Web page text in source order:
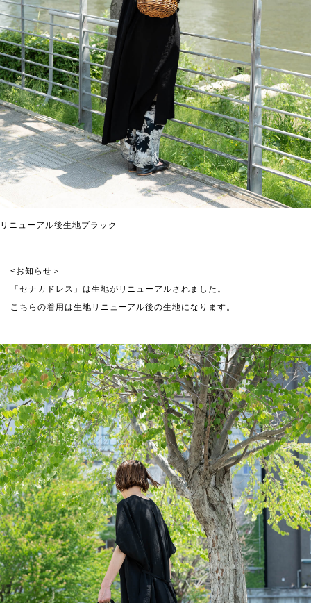
リニューアル後生地ブラック
<お知らせ＞
「セナカドレス」は生地がリニューアルされました。
こちらの着用は生地リニューアル後の生地になります。